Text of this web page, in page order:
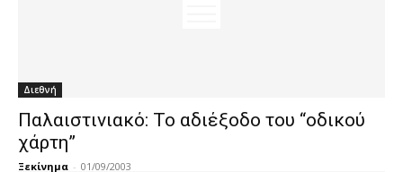
Διεθνή
Παλαιστινιακό: Το αδιέξοδο του “οδικού
χάρτη”
Ξεκίνημα - 01/09/2003